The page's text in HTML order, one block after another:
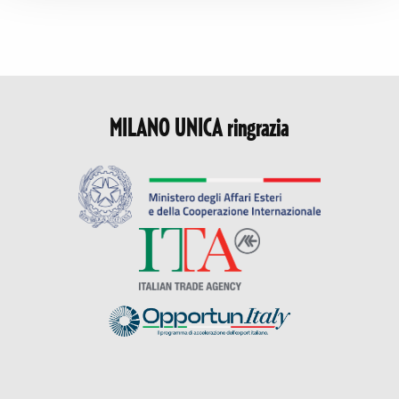
MILANO UNICA ringrazia